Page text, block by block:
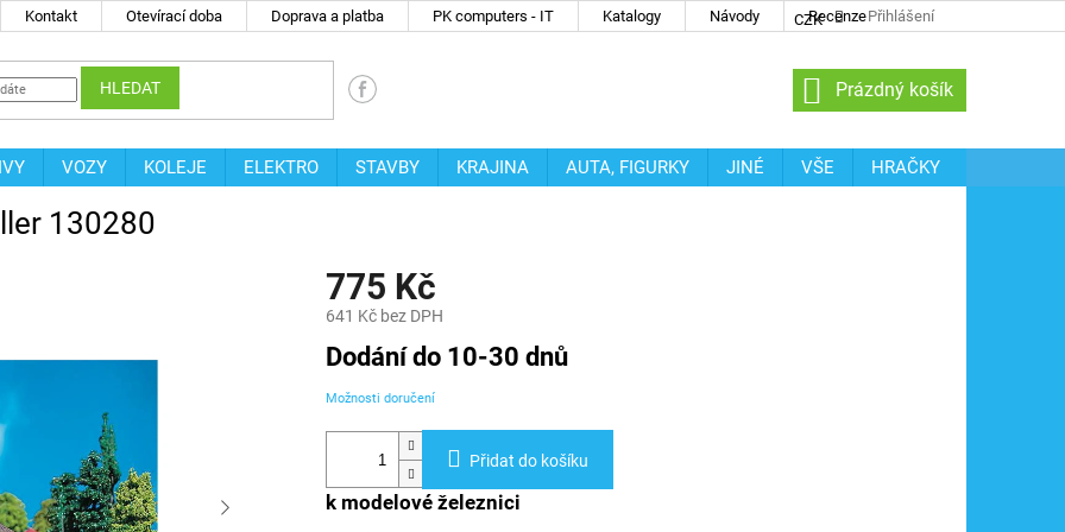
Kontakt Otevírací doba Doprava a platba PK computers - IT Katalogy Návody Recenze
CZK Přihlášení
HLEDAT
NÁKUPNÍ
KOŠÍK
Prázdný košík
VOZY KOLEJE ELEKTRO STAVBY KRAJINA AUTA, FIGURKY JINÉ VŠE
HRAČKY
130280
775 Kč
641 Kč bez DPH
Měrná
cena:
Dodání do 10-30 dnů
Možnosti doručení
Přidat do košíku
k modelové železnici